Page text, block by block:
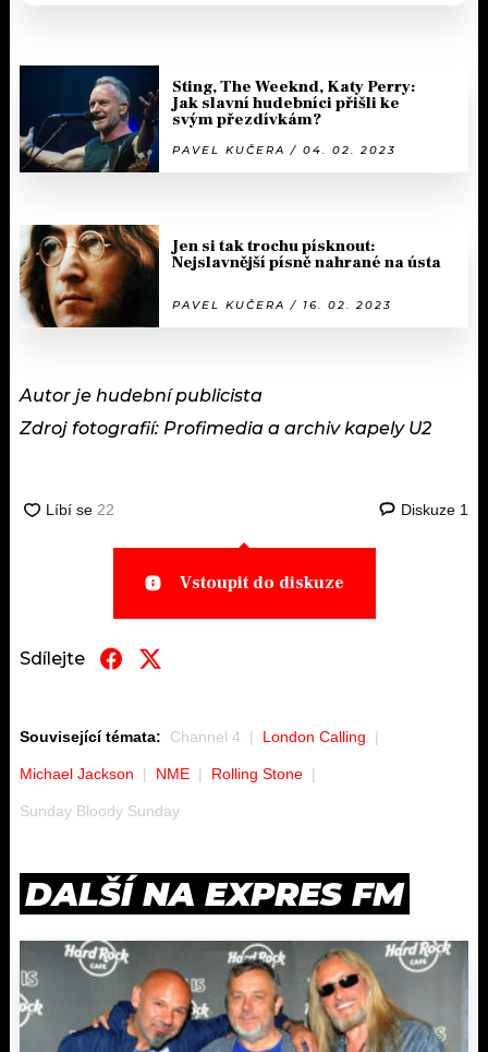
Sting, The Weeknd, Katy Perry:
Jak slavní hudebníci přišli ke
svým přezdívkám?
PAVEL KUČERA / 04. 02. 2023
Jen si tak trochu písknout:
Nejslavnější písně nahrané na ústa
PAVEL KUČERA / 16. 02. 2023
Autor je hudební publicista
Zdroj fotografií: Profimedia a archiv kapely U2
Diskuze 1
Vstoupit do diskuze
Sdílejte
Související témata: Channel 4 London Calling
Michael Jackson NME Rolling Stone
Sunday Bloody Sunday
DALŠÍ NA EXPRES FM